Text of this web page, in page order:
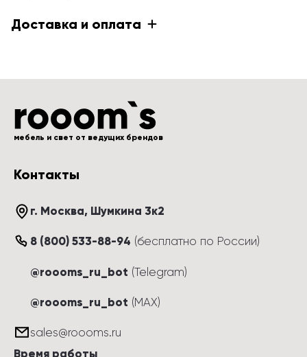
Доставка и оплата
мебель и свет от ведущих брендов
Контакты
г. Москва, Шумкина 3к2
8 (800) 533-88-94 (бесплатно по России)
@roooms_ru_bot (Telegram)
@roooms_ru_bot (MAX)
sales@roooms.ru
Время работы